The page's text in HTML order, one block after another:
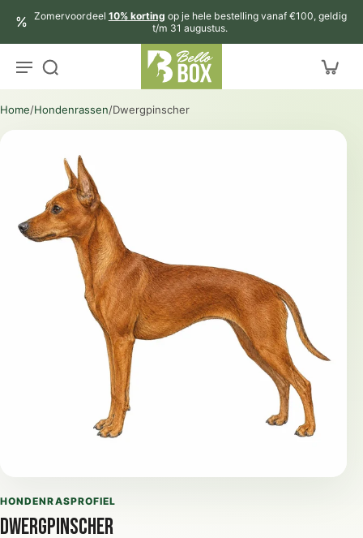
Zomervoordeel 10% korting op je hele bestelling vanaf €100, geldig
t/m 31 augustus.
Home/Hondenrassen/Dwergpinscher
HONDENRASPROFIEL
Dwergpinscher